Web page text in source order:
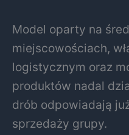
Model oparty na
miejscowościach,
logistycznym oraz
produktów nadal
drób odpowiadają
sprzedaży grupy.